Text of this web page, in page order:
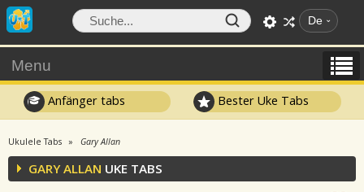
De
Menu
Anfänger tabs Bester Uke Tabs
Ukulele Tabs Gary Allan
GARY ALLAN UKE TABS